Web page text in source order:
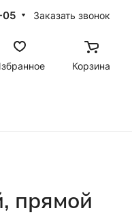
05 Заказать звонок
Корзина
прямой